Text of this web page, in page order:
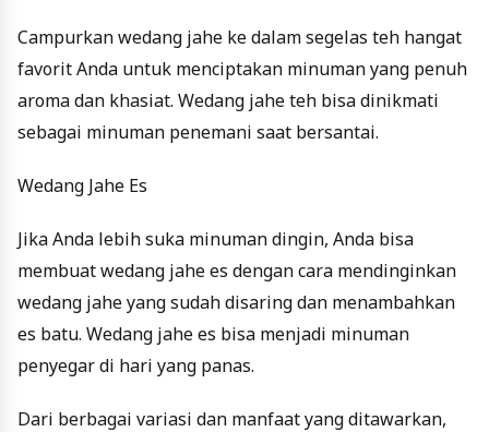
Campurkan wedang jahe ke dalam segelas teh hangat
favorit Anda untuk menciptakan minuman yang penuh
aroma dan khasiat. Wedang jahe teh bisa dinikmati
sebagai minuman penemani saat bersantai.
Wedang Jahe Es
Jika Anda lebih suka minuman dingin, Anda bisa
membuat wedang jahe es dengan cara mendinginkan
wedang jahe yang sudah disaring dan menambahkan
es batu. Wedang jahe es bisa menjadi minuman
penyegar di hari yang panas.
Dari berbagai variasi dan manfaat yang ditawarkan,